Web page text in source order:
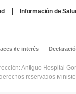
Información de
de interés
Antiguo Hospital
reservados